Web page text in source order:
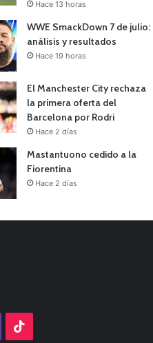
Hace 13 horas
WWE SmackDown 7 de julio:
análisis y resultados
Hace 19 horas
El Manchester City rechaza
la primera oferta del
Barcelona por Rodri
Hace 2 días
Mastantuono cedido a la
Fiorentina
Hace 2 días
Twitch